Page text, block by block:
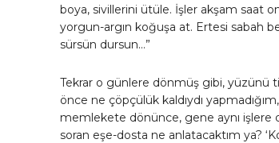
boya, sivillerini ütüle. İşler akşam saat
yorgun-argın koğuşa at. Ertesi sabah
sürsün dursun…”
Tekrar o günlere dönmüş gibi, yüzünü
önce ne çöpçülük kaldıydı
memlekete dönünce, gene aynı
soran eşe-dosta ne anlatacaktım ya?